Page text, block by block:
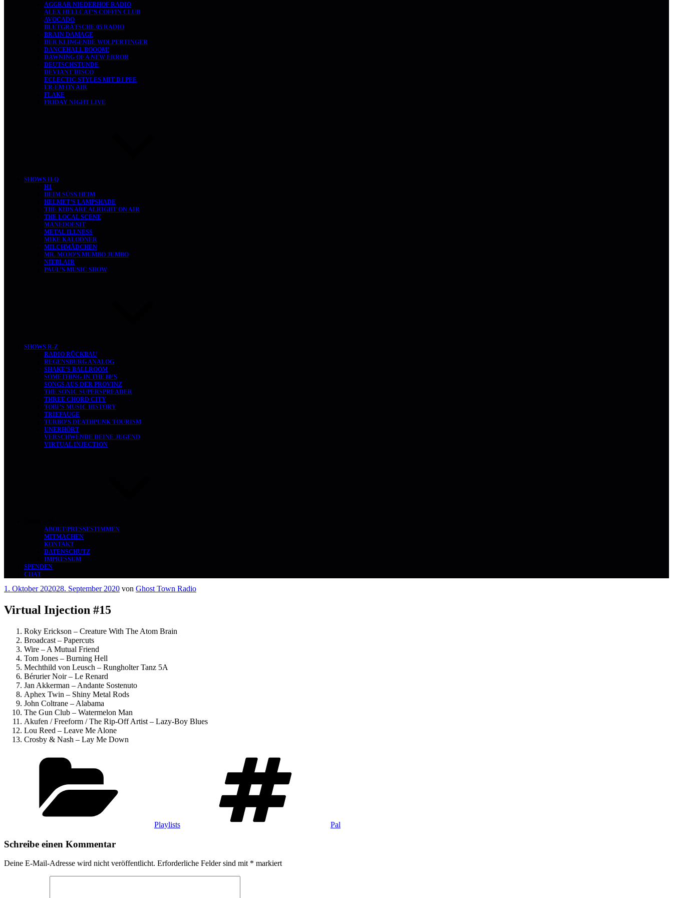
AGGRAR NIEDERHOF RADIO
ALEX HELLCAT’S COFFIN CLUB
AVOCADO
BLUTGRÄTSCHE 05 RADIO
BRAIN DAMAGE
DER KLINGENDE WOLPERTINGER
DANCEHALL BOOOM!
DAWNING OF A NEW ERROR
DEUTSCHSTUNDE
DEVIANT DISCO
ECLECTIC STYLES MIT DJ PEE
ER-EM ON AIR
FLAKE
FRIDAY NIGHT LIVE
SHOWS H-Q
H1
HEIM SÜSS HEIM
HELMET’S LAMPSHADE
THE KIDS ARE ALRIGHT ON AIR
THE LOCAL SCENE
MANEDOESIT
METAL ILLNESS
MIKE KALODNER
MILCHMÄDCHEN
MR. MOJO’S MUMBO JUMBO
NIEBLAIR
PAUL’S MUSIC SHOW
SHOWS R-Z
RADIO RÜCKBAU
REGENSBURG ANALOG
SHAKE’S BALLROOM
SOMETHING IN THE 80’S
SONGS AUS DER PROVINZ
THE SONIC SUPERSPREADER
THREE CHORD CITY
TOBI’S MUSIC HISTORY
TRIEFAUGE
TURBO’S DEATHPUNK TOURISM
UNERHÖRT
VERSCHWENDE DEINE JUGEND
VIRTUAL INJECTION
ABOUT/PRESSESTIMMEN
MITMACHEN
KONTAKT
DATENSCHUTZ
IMPRESSUM
SPENDEN
CHAT
Veröffentlicht
1. Oktober 202028. September 2020 von Ghost Town Radio
Virtual Injection #15
Roky Erickson – Creature With The Atom Brain
Broadcast – Papercuts
Wire – A Mutual Friend
Tom Jones – Burning Hell
Mechthild von Leusch – Rungholter Tanz 5A
Bérurier Noir – Le Renard
Jan Akkerman – Andante Sostenuto
Aphex Twin – Shiny Metal Rods
John Coltrane – Alabama
The Gun Club – Watermelon Man
Akufen / Freeform / The Rip-Off Artist – Lazy-Boy Blues
Lou Reed – Leave Me Alone
Crosby & Nash – Lay Me Down
Playlists Pal
Schreibe einen Kommentar
Deine E-Mail-Adresse wird nicht veröffentlicht. Erforderliche Felder sind mit * markiert